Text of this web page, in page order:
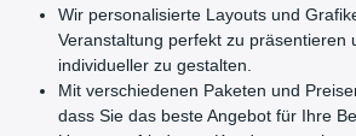
Wir personalisierte Layouts und
Veranstaltung perfekt zu präsentieren
individueller zu gestalten.
Mit verschiedenen Paketen und
dass Sie das beste Angebot für Ihre